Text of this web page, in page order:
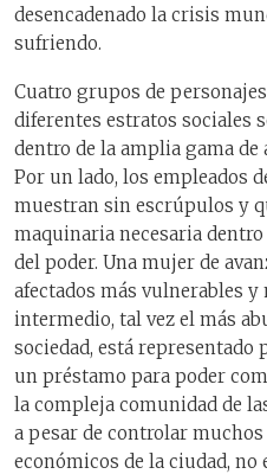
desencadenado la crisis
sufriendo.
Cuatro grupos de
diferentes estratos sociales
dentro de la amplia gama de
Por un lado, los empleados
muestran sin escrúpulos y
maquinaria necesaria
del poder. Una mujer de
afectados más vulnerables
intermedio, tal vez el más
sociedad, está representado
un préstamo para poder
la compleja comunidad de
a pesar de controlar
económicos de la ciudad, no